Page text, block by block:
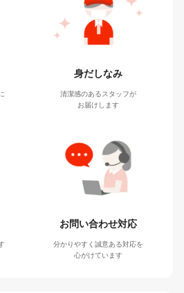
身だしなみ
清潔感のあるスタッフが
お届けします
お問い合わせ対応
分かりやすく誠意ある対応を
心がけています